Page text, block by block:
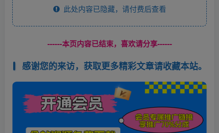
此处内容已隐藏，请付费后查看
------本页内容已结束，喜欢请分享------
感谢您的来访，获取更多精彩文章请收藏本站。